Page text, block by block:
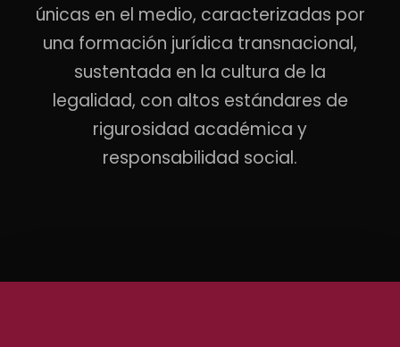
únicas en el medio, caracterizadas por
una formación jurídica transnacional,
sustentada en la cultura de la
legalidad, con altos estándares de
rigurosidad académica y
responsabilidad social.